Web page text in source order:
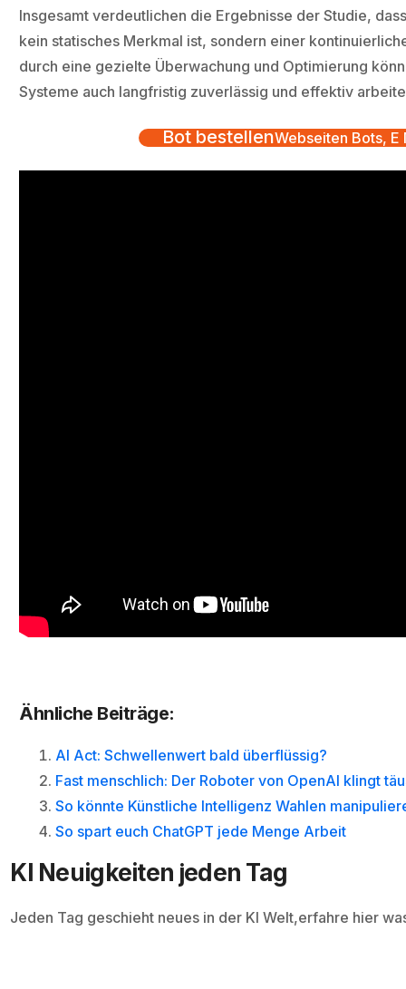
Insgesamt verdeutlichen die Ergebnisse der Studie,
kein statisches Merkmal ist, sondern einer
durch eine gezielte Überwachung und Optimierung
Systeme auch langfristig zuverlässig und effektiv
Bot bestellenWebseiten Bots, E
Ähnliche Beiträge:
AI Act: Schwellenwert bald überflüssig?
Fast menschlich: Der Roboter von OpenAI klingt
So könnte Künstliche Intelligenz Wahlen
So spart euch ChatGPT jede Menge Arbeit
KI Neuigkeiten jeden Tag
Jeden Tag geschieht neues in der KI Welt,erfahre hier